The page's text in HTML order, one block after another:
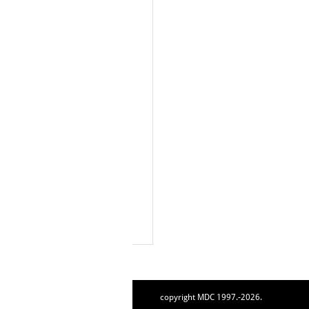
copyright MDC 1997.-2026.